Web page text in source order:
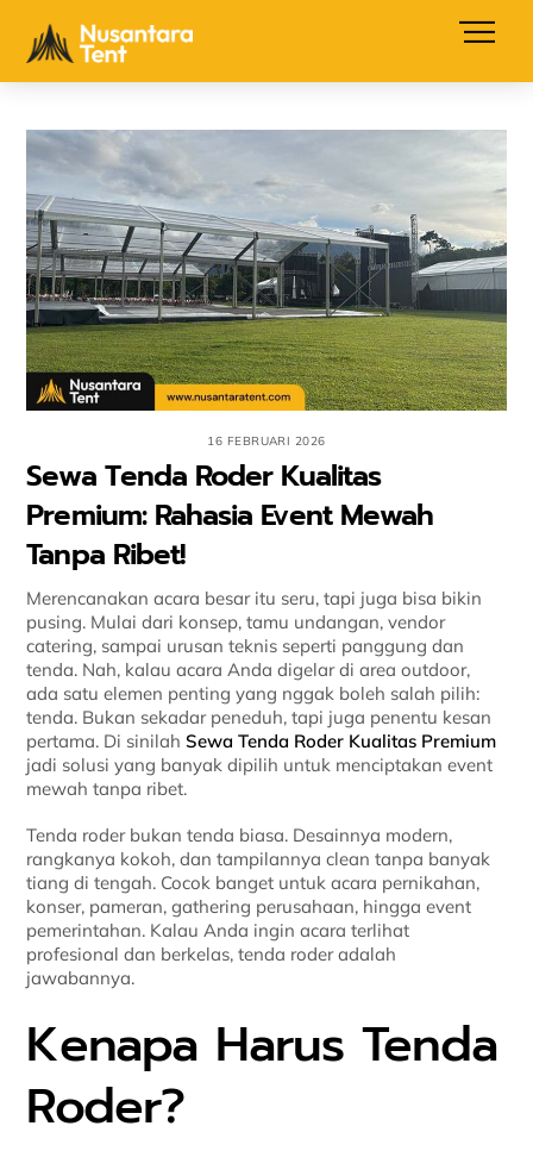
content
16 FEBRUARI 2026
Sewa Tenda Roder Kualitas
Premium: Rahasia Event Mewah
Tanpa Ribet!
Merencanakan acara besar itu seru, tapi juga bisa bikin
pusing. Mulai dari konsep, tamu undangan, vendor
catering, sampai urusan teknis seperti panggung dan
tenda. Nah, kalau acara Anda digelar di area outdoor,
ada satu elemen penting yang nggak boleh salah pilih:
tenda. Bukan sekadar peneduh, tapi juga penentu kesan
pertama. Di sinilahSewa Tenda Roder Kualitas Premium
jadi solusi yang banyak dipilih untuk menciptakan event
mewah tanpa ribet.
Tenda roder bukan tenda biasa. Desainnya modern,
rangkanya kokoh, dan tampilannya clean tanpa banyak
tiang di tengah. Cocok banget untuk acara pernikahan,
konser, pameran, gathering perusahaan, hingga event
pemerintahan. Kalau Anda ingin acara terlihat
profesional dan berkelas, tenda roder adalah
jawabannya.
Kenapa Harus Tenda
Roder?